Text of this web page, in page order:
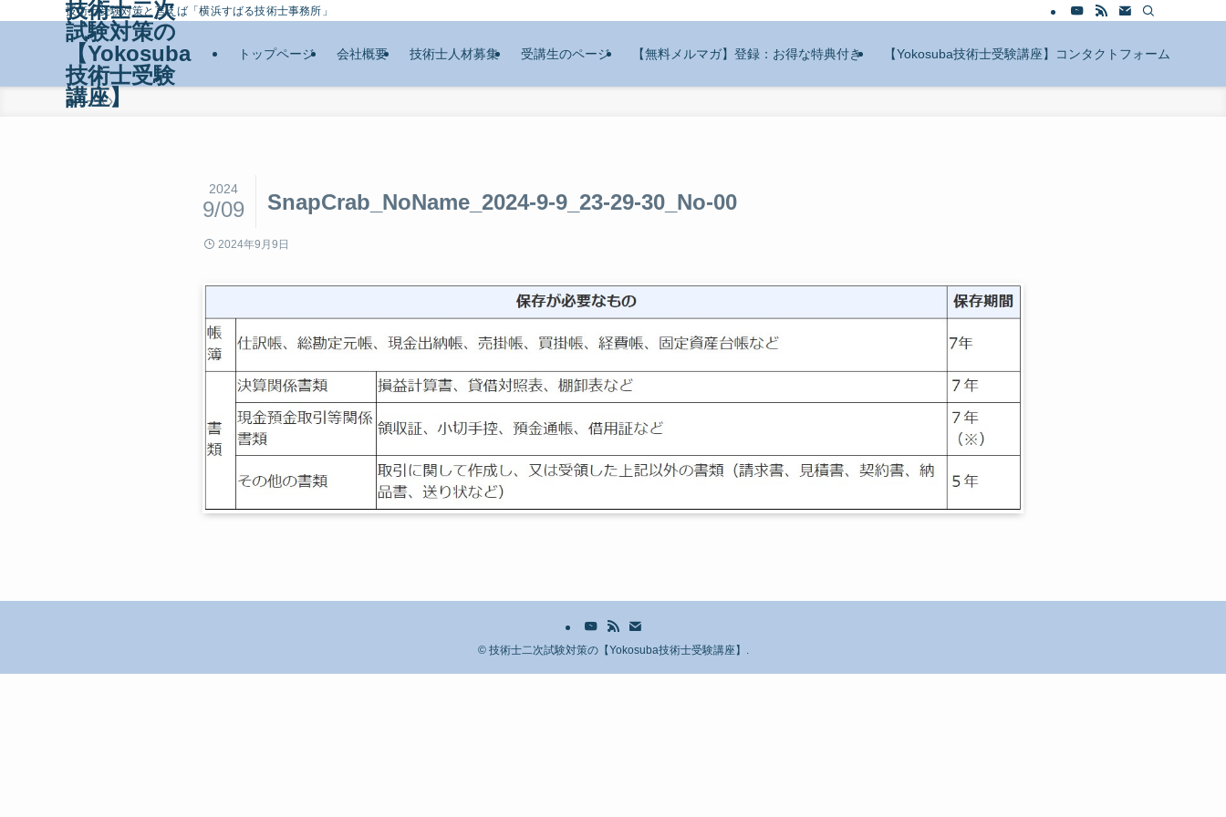
技術士受験対策と言えば「横浜すばる技術士事務所」
技術士二次
試験対策の
【Yokosuba
技術士受験
講座】
トップページ 会社概要 技術士人材募集 受講生のページ 【無料メルマガ】登録：お得な特典付き 【Yokosuba技術士受験講座】コンタクトフォーム
ホーム
SnapCrab_NoName_2024-9-9_23-29-30_No-00
2024
9/09
2024年9月9日
©技術士二次試験対策の【Yokosuba技術士受験講座】.